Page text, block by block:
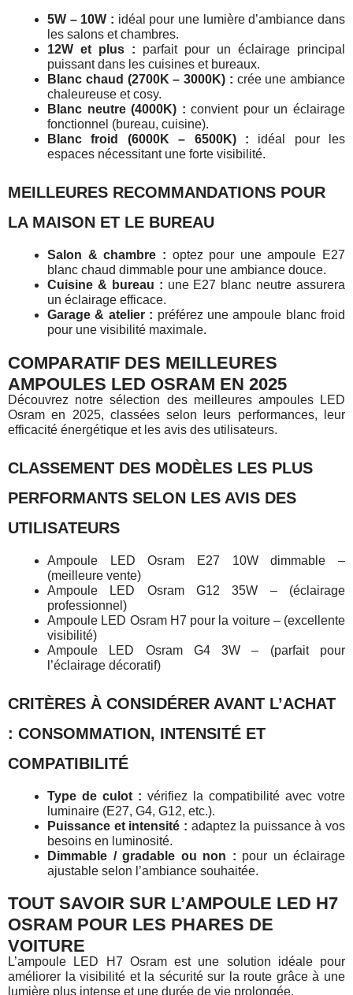
5W – 10W : idéal pour une lumière d’ambiance dans
les salons et chambres.
12W et plus : parfait pour un éclairage principal
puissant dans les cuisines et bureaux.
Blanc chaud (2700K – 3000K) : crée une ambiance
chaleureuse et cosy.
Blanc neutre (4000K) :convient pour un éclairage
fonctionnel (bureau, cuisine).
Blanc froid (6000K – 6500K) : idéal pour les
espaces nécessitant une forte visibilité.
MEILLEURES RECOMMANDATIONS POUR
LA MAISON ET LE BUREAU
Salon & chambre : optez pour une ampoule E27
blanc chaud dimmable pour une ambiance douce.
Cuisine & bureau : une E27 blanc neutre assurera
un éclairage efficace.
Garage & atelier : préférez une ampoule blanc froid
pour une visibilité maximale.
COMPARATIF DES MEILLEURES
AMPOULES LED OSRAM EN 2025
Découvrez notre sélection des meilleures ampoules LED
Osram en 2025, classées selon leurs performances, leur
efficacité énergétique et les avis des utilisateurs.
CLASSEMENT DES MODÈLES LES PLUS
PERFORMANTS SELON LES AVIS DES
UTILISATEURS
Ampoule LED Osram E27 10W dimmable –
(meilleure vente)
Ampoule LED Osram G12 35W – (éclairage
professionnel)
Ampoule LED Osram H7 pour la voiture – (excellente
visibilité)
Ampoule LED Osram G4 3W – (parfait pour
l’éclairage décoratif)
CRITÈRES À CONSIDÉRER AVANT L’ACHAT
: CONSOMMATION, INTENSITÉ ET
COMPATIBILITÉ
Type de culot : vérifiez la compatibilité avec votre
luminaire (E27, G4, G12, etc.).
Puissance et intensité : adaptez la puissance à vos
besoins en luminosité.
Dimmable / gradable ou non : pour un éclairage
ajustable selon l’ambiance souhaitée.
TOUT SAVOIR SUR L’AMPOULE LED H7
OSRAM POUR LES PHARES DE
VOITURE
L’ampoule LED H7 Osram est une solution idéale pour
améliorer la visibilité et la sécurité sur la route grâce à une
lumière plus intense et une durée de vie prolongée.